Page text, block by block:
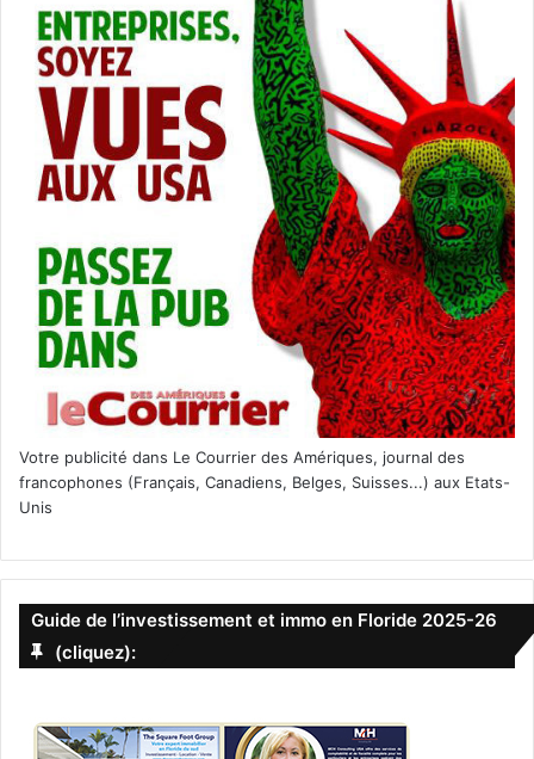
Votre publicité dans Le Courrier des Amériques, journal des
francophones (Français, Canadiens, Belges, Suisses...) aux Etats-
Unis
Guide de l’investissement et immo en Floride 2025-26
(cliquez):